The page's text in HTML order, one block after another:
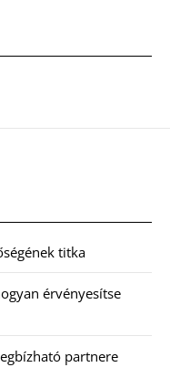
titka
érvényesítse
partnere